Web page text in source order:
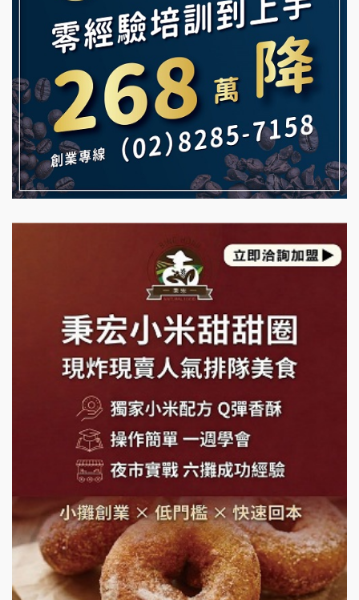
【曉妍美妝】誠徵行政櫃檯
自助洗衣店誠徵代洗收送人員(台中市)
MUSHEN徵SPA美容芳療師
日十。早午食加盟說明會
拾鑶火鍋加盟說明會
白鬍泡泡 BOHO POPO加盟說明會
雞咕雞咕加盟說明會
TEA TOP加盟說明會
珍好味臭臭鍋加盟說明會
藍象廷泰式火鍋加盟說明會
日十。早午食加盟說明會
莫尼早餐Morni加盟說明會
手作功夫茶加盟說明會
SHARE TEA歇腳亭加盟說明會
潮味決-湯滷專門店加盟說明會
鬍子茶加盟說明會
鮮茶道加盟說明會
微風亭鐵板燒加盟說明會
漫步藍咖啡加盟說明會